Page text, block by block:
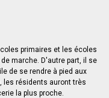
primaires et les écoles
marche. D'autre part, il se
de se rendre à pied aux
les résidents auront très
la plus proche.